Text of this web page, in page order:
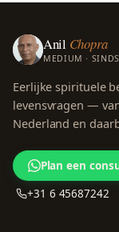
Anil Chopra
MEDIUM ·
Eerlijke spirituele
levensvragen —
Nederland en
Plan een
+31 6 45687242